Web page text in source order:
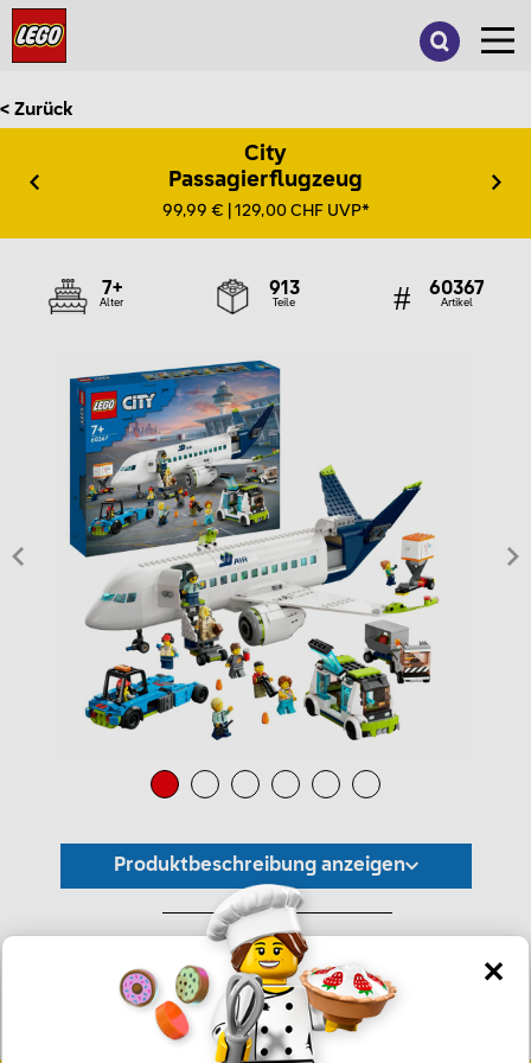
< Zurück
City
Passagierflugzeug
99,99 € | 129,00 CHF UVP*
7+
Alter
913
Teile
60367
Artikel
Produktbeschreibung anzeigen
*Unverbindliche Preisempfehlung -
Die Preisgestaltung liegt im alleinigen Ermessen des Händlers